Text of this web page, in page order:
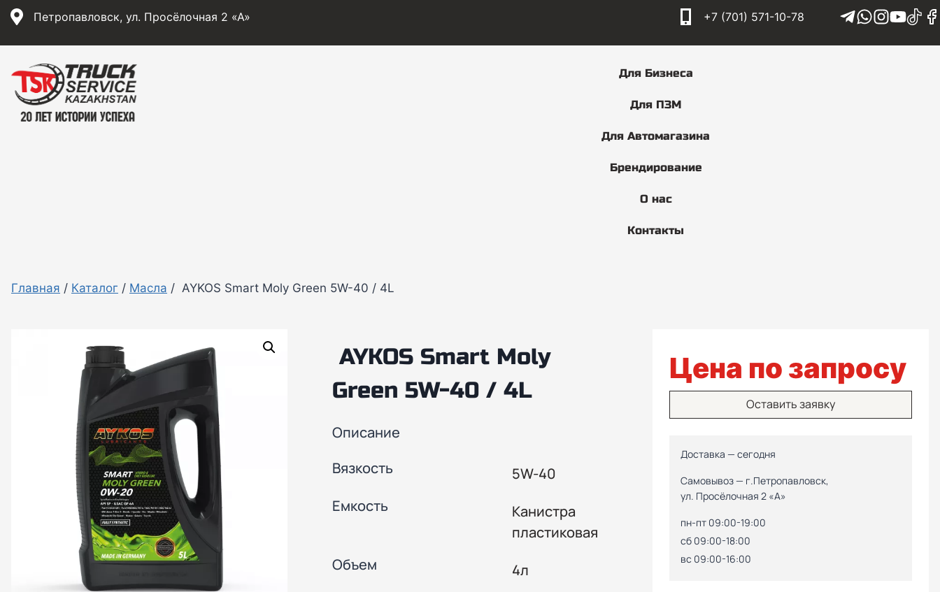
Перейти
содержимому
Петропавловск, ул. Просёлочная 2 «А» +7 (701) 571-10-78
Для Бизнеса
Для ПЗМ
Для Автомагазина
Брендирование
О нас
Контакты
Главная / Каталог / Масла / AYKOS Smart Moly Green 5W-40 / 4L
AYKOS Smart Moly
Green 5W-40 / 4L
Описание
Вязкость
5W-40
Емкость
Канистра
пластиковая
Объем
4л
Цена по запросу
Оставить заявку
Доставка — сегодня
Самовывоз — г.Петропавловск,
ул. Просёлочная 2 «А»
пн-пт 09:00-19:00
сб 09:00-18:00
вс 09:00-16:00